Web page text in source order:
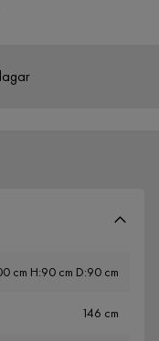
cm H:90 cm D:90 cm
146 cm